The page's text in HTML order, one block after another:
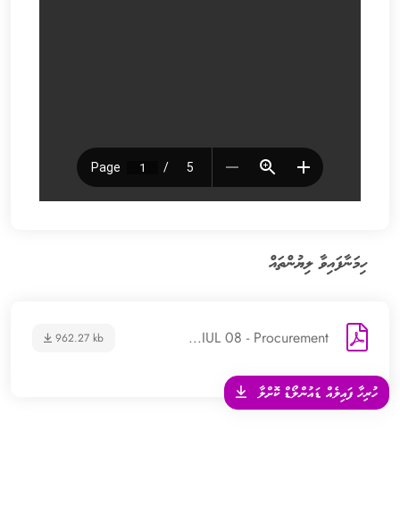
ހިމަނާފައިވާ ލިޔުންތައް
IUL 08 - Procurement...
962.27 kb
ހުރިހާ ފައިލެއް ޑައުންލޯޑް ކޮށްލާ